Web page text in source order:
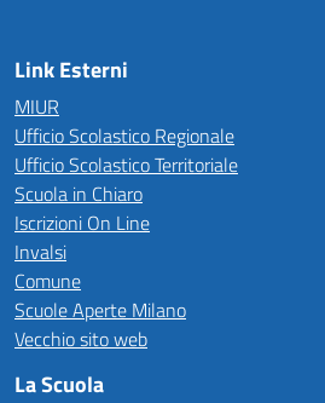
Link Esterni
MIUR
Ufficio Scolastico Regionale
Ufficio Scolastico Territoriale
Scuola in Chiaro
Iscrizioni On Line
Invalsi
Comune
Scuole Aperte Milano
Vecchio sito web
La Scuola